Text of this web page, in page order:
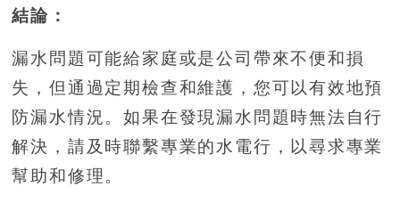
結論：
漏水問題可能給家庭或是公司帶來不便和損
失，但通過定期檢查和維護，您可以有效地預
防漏水情況。如果在發現漏水問題時無法自行
解決，請及時聯繫專業的水電行，以尋求專業
幫助和修理。